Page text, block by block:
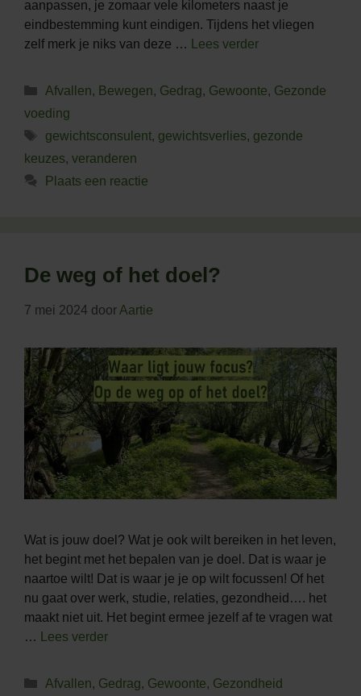
aanpassen, je zomaar vele kilometers naast je
eindbestemming kunt eindigen. Tijdens het vliegen
zelf merk je niks van deze …
Lees verder
Categorieën
Afvallen, Bewegen, Gedrag, Gewoonte, Gezonde
voeding
Tags
gewichtsconsulent, gewichtsverlies, gezonde
keuzes, veranderen
Plaats een reactie
De weg of het doel?
7 mei 2024 door Aartie
Wat is jouw doel? Wat je ook wilt bereiken in het leven,
het begint met het bepalen van je doel. Dat is waar je
naartoe wilt! Dat is waar je je op wilt focussen! Of het
nu gaat over werk, studie, relaties, gezondheid…. het
maakt niet uit. Het begint ermee jezelf af te vragen wat
…
Lees verder
Categorieën
Afvallen, Gedrag, Gewoonte, Gezondheid